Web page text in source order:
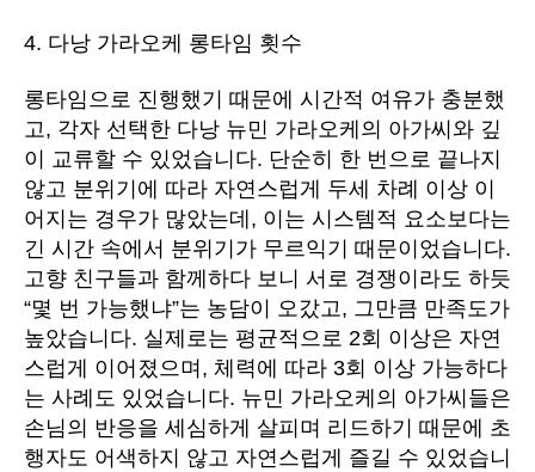
4. 다낭 가라오케 롱타임 횟수
롱타임으로 진행했기 때문에 시간적 여유가 충분했
고, 각자 선택한 다낭 뉴민 가라오케의 아가씨와 깊
이 교류할 수 있었습니다. 단순히 한 번으로 끝나지
않고 분위기에 따라 자연스럽게 두세 차례 이상 이
어지는 경우가 많았는데, 이는 시스템적 요소보다는
긴 시간 속에서 분위기가 무르익기 때문이었습니다.
고향 친구들과 함께하다 보니 서로 경쟁이라도 하듯
“몇 번 가능했냐”는 농담이 오갔고, 그만큼 만족도가
높았습니다. 실제로는 평균적으로 2회 이상은 자연
스럽게 이어졌으며, 체력에 따라 3회 이상 가능하다
는 사례도 있었습니다. 뉴민 가라오케의 아가씨들은
손님의 반응을 세심하게 살피며 리드하기 때문에 초
행자도 어색하지 않고 자연스럽게 즐길 수 있었습니